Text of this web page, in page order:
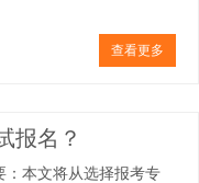
查看更多
报名？
：本文将从选择报考专